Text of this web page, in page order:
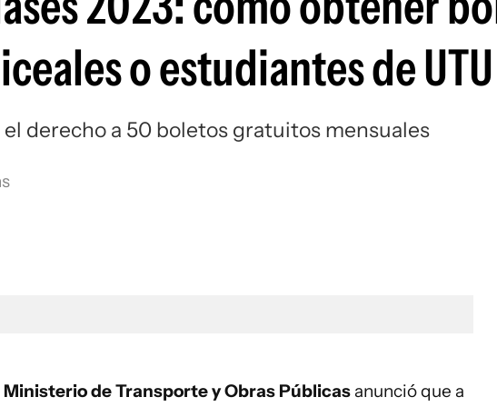
o estudiantes de UTU
derecho a 50 boletos gratuitos mensuales
Ministerio de Transporte y Obras Públicas anunció que a